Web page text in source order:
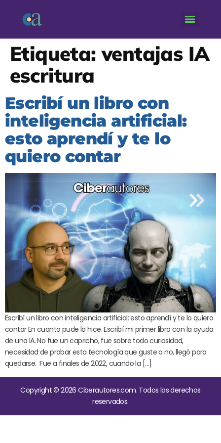
Etiqueta:ventajas IA
escritura
Escribí un libro con
inteligencia artificial:
esto aprendí y te lo
quiero contar
Escribí un libro con inteligencia artificial: esto aprendí y te lo quiero
contar En cuanto pude lo hice. Escribí mi primer libro con la ayuda
de una IA. No fue un capricho, fue sobre todo curiosidad,
necesidad de probar esta tecnología que guste o no, llegó para
quedarse. Fue a finales de 2022, cuando la […]
Copyright © 2026 Ciberautores.com. Todos los derechos
reservados.